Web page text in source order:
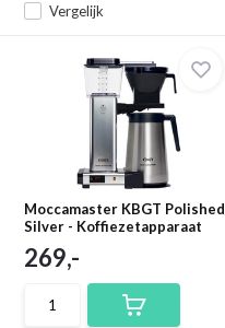
Vergelijk
Moccamaster KBGT Polished
Silver - Koffiezetapparaat
269,-